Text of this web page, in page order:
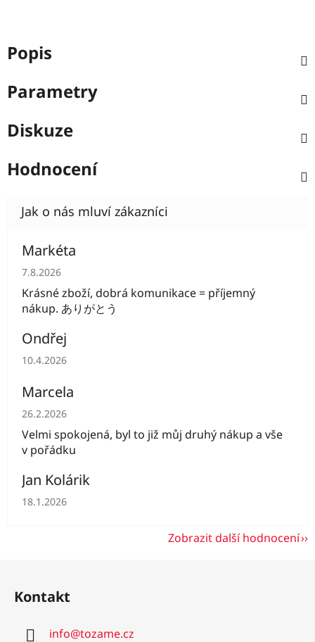
Popis
Parametry
Diskuze
Hodnocení
Markéta
Hodnocení obchodu je 5 z 5 hvězdiček.
7.8.2026
Krásné zboží, dobrá komunikace = příjemný
nákup. ありがとう
Ondřej
Hodnocení obchodu je 5 z 5 hvězdiček.
10.4.2026
Marcela
Hodnocení obchodu je 5 z 5 hvězdiček.
26.2.2026
Velmi spokojená, byl to již můj druhý nákup a vše
v pořádku
Jan Kolárik
Hodnocení obchodu je 5 z 5 hvězdiček.
18.1.2026
Zobrazit další hodnocení
Kontakt
info@tozame.cz